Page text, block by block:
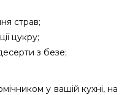
страв;
цукру;
з безе;
у вашій кухні, на